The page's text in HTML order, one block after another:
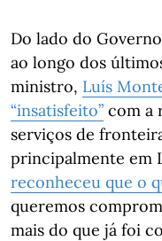
Do lado do
ao longo dos
ministro, Luís
“insatisfeito” com a
serviços de
principalmente em
reconheceu que o
queremos
mais do que já foi